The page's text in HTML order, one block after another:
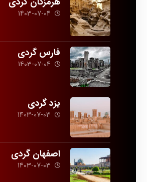
1403-07-04
فارس گردی
1403-07-04
یزد گردی
1403-07-03
اصفهان گردی
1403-07-03